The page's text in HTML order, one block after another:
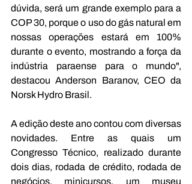
dúvida, será um grande exemplo para a
COP 30, porque o uso do gás natural em
nossas operações estará em 100%
durante o evento, mostrando a força da
indústria paraense para o mundo",
destacou Anderson Baranov, CEO da
Norsk Hydro Brasil.
A edição deste ano contou com diversas
novidades. Entre as quais um
Congresso Técnico, realizado durante
dois dias, rodada de crédito, rodada de
negócios, minicursos, um museu